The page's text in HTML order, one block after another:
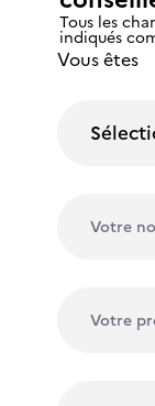
Tous les
indiqués
Vous êtes